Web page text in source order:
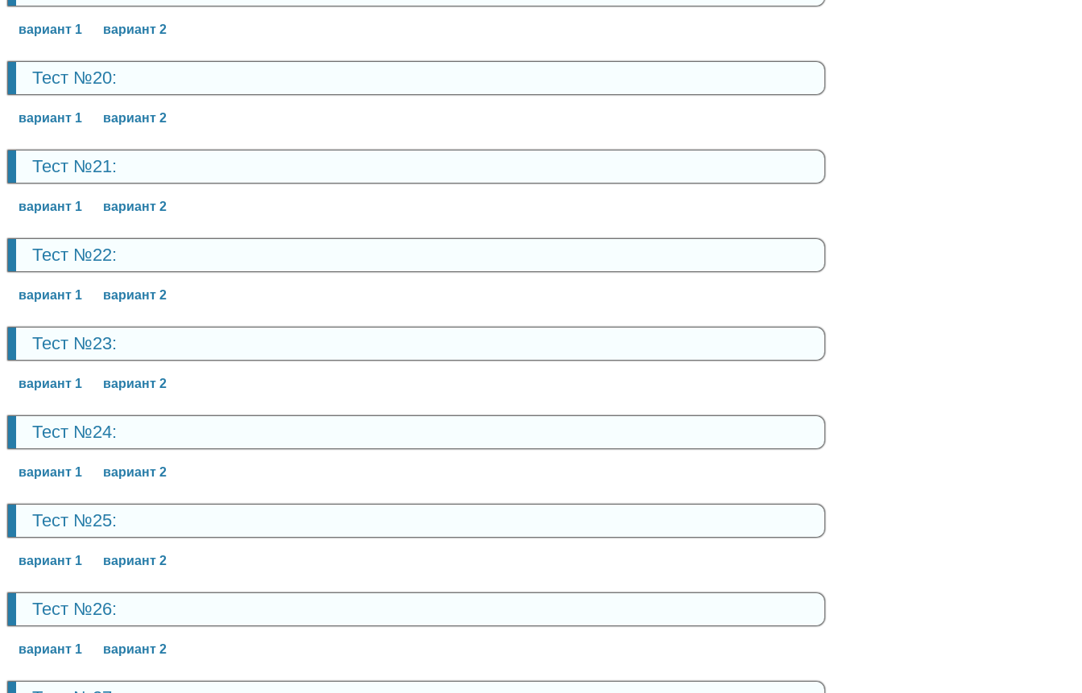
вариант 1 вариант 2
Тест №20:
вариант 1 вариант 2
Тест №21:
вариант 1 вариант 2
Тест №22:
вариант 1 вариант 2
Тест №23:
вариант 1 вариант 2
Тест №24:
вариант 1 вариант 2
Тест №25:
вариант 1 вариант 2
Тест №26:
вариант 1 вариант 2